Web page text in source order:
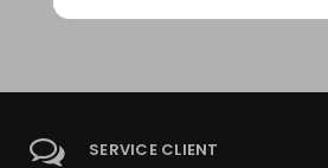
SERVICE CLIENT